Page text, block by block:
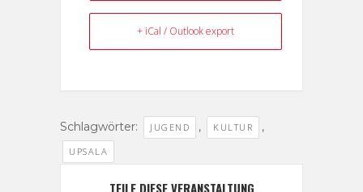
+ iCal / Outlook export
Schlagwörter: JUGEND , KULTUR ,
UPSALA
TEILE DIESE VERANSTALTUNG